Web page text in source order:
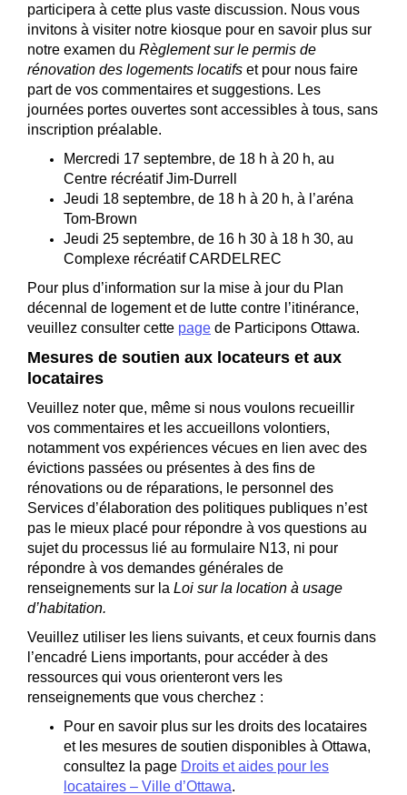
participera à cette plus vaste discussion. Nous vous
invitons à visiter notre kiosque pour en savoir plus sur
notre examen du Règlement sur le permis de
rénovation des logements locatifs et pour nous faire
part de vos commentaires et suggestions. Les
journées portes ouvertes sont accessibles à tous, sans
inscription préalable.
Mercredi 17 septembre, de 18 h à 20 h, au
Centre récréatif Jim-Durrell
Jeudi 18 septembre, de 18 h à 20 h, à l’aréna
Tom-Brown
Jeudi 25 septembre, de 16 h 30 à 18 h 30, au
Complexe récréatif CARDELREC
Pour plus d’information sur la mise à jour du Plan
décennal de logement et de lutte contre l’itinérance,
veuillez consulter cette page de Participons Ottawa.
Mesures de soutien aux locateurs et aux
locataires
Veuillez noter que, même si nous voulons recueillir
vos commentaires et les accueillons volontiers,
notamment vos expériences vécues en lien avec des
évictions passées ou présentes à des fins de
rénovations ou de réparations, le personnel des
Services d’élaboration des politiques publiques n’est
pas le mieux placé pour répondre à vos questions au
sujet du processus lié au formulaire N13, ni pour
répondre à vos demandes générales de
renseignements sur la Loi sur la location à usage
d’habitation.
Veuillez utiliser les liens suivants, et ceux fournis dans
l’encadré Liens importants, pour accéder à des
ressources qui vous orienteront vers les
renseignements que vous cherchez :
Pour en savoir plus sur les droits des locataires
et les mesures de soutien disponibles à Ottawa,
consultez la page Droits et aides pour les
locataires – Ville d’Ottawa.